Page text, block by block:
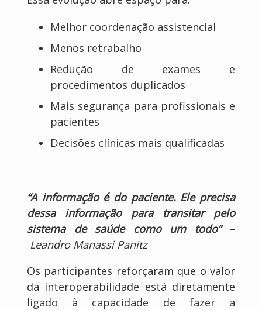
Melhor coordenação assistencial
Menos retrabalho
Redução de exames e
procedimentos duplicados
Mais segurança para profissionais e
pacientes
Decisões clínicas mais qualificadas
“A informação é do paciente. Ele precisa
dessa informação para transitar pelo
sistema de saúde como um todo”–
Leandro Manassi Panitz
Os participantes reforçaram que o valor
da interoperabilidade está diretamente
ligado à capacidade de fazer a